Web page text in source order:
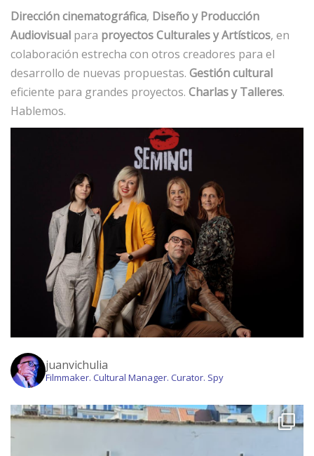
Dirección cinematográfica, Diseño y Producción
Audiovisual para proyectos Culturales y Artísticos, en
colaboración estrecha con otros creadores para el
desarrollo de nuevas propuestas. Gestión cultural
eficiente para grandes proyectos. Charlas y Talleres.
Hablemos.
juanvichulia
Filmmaker. Cultural Manager. Curator. Spy